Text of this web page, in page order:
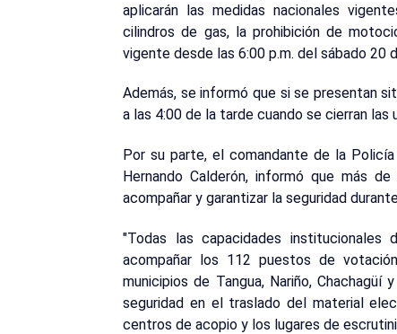
aplicarán las medidas nacionales
cilindros de gas, la prohibición de
vigente desde las 6:00 p.m. del sábado 20
Además, se informó que si se presentan
a las 4:00 de la tarde cuando se cierran
Por su parte, el comandante de la
Hernando Calderón, informó que más
acompañar y garantizar la seguridad
"Todas las capacidades
acompañar los 112 puestos de
municipios de Tangua, Nariño,
seguridad en el traslado del material
centros de acopio y los lugares de